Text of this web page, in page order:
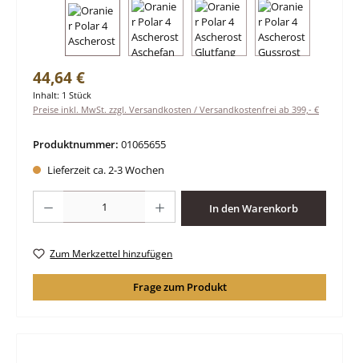
Regulärer Preis:
44,64 €
Inhalt: 1 Stück
Preise inkl. MwSt. zzgl. Versandkosten / Versandkostenfrei ab 399,- €
Produktnummer: 01065655
Lieferzeit ca. 2-3 Wochen
In den Warenkorb
Zum Merkzettel hinzufügen
Frage zum Produkt